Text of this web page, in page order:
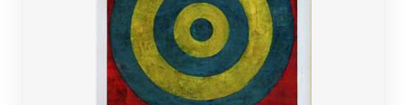
ادبیات آسیا
سایر کشورهای اروپا